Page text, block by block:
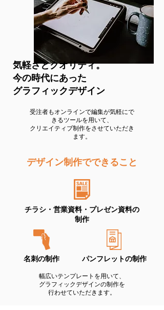
気軽さとクオリティ。
今の時代にあった
グラフィックデザイン
受注者もオンラインで編集が気軽にで
きるツールを用いて、
クリエイティブ制作をさせていただき
ます。
デザイン制作でできること
チラシ・営業資料・プレゼン資料の
制作
名刺の制作 パンフレットの制作
幅広いテンプレートを用いて、
グラフィックデザインの制作を
行わせていただきます。